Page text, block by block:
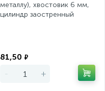
металлу), хвостовик 6 мм,
цилиндр заостренный
81,50 ₽
- +